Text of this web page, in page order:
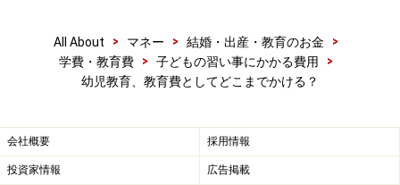
本記事の内容は一般的な情報提供を目的としており、特定の金融
商品や投資行動を推奨するものではありません。
投資や資産運用に関する最終的なご判断はご自身の責任において
が、その内容を保証するものではなく、これに基づく損失・損害
などについて当社は一切の責任を負いません。
最新の情報や詳細については、必ず各金融機関やサービス提供者
All About > マネー > 結婚・出産・教育のお金
>
学費・教育費
> 子どもの習い事にかかる費用
>
幼児教育、教育費としてどこまでかける？
会社概要 採用情報
投資家情報 広告掲載